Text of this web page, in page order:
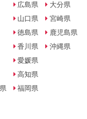
広島県
山口県
徳島県
香川県
愛媛県
高知県
福岡県
大分県
宮崎県
鹿児島県
沖縄県